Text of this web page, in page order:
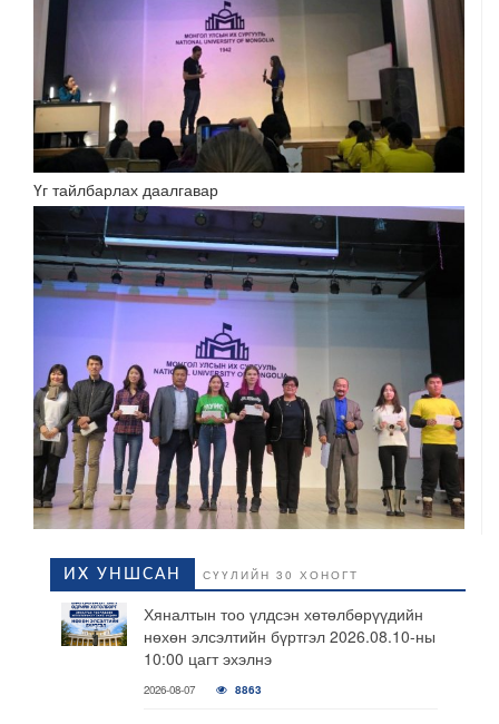
Үг тайлбарлах даалгавар
ИХ УНШСАН СҮҮЛИЙН 30 ХОНОГТ
Хяналтын тоо үлдсэн хөтөлбөрүүдийн
нөхөн элсэлтийн бүртгэл 2026.08.10-ны
10:00 цагт эхэлнэ
2026-08-07 8863